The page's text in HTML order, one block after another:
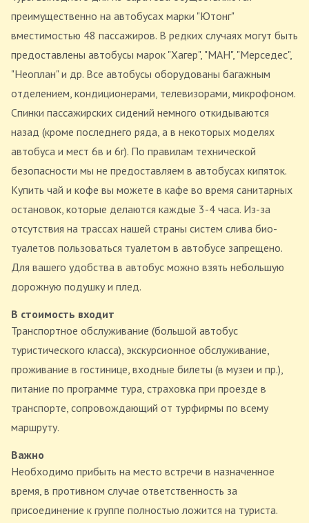
преимущественно на автобусах марки "Ютонг"
вместимостью 48 пассажиров. В редких случаях могут быть
предоставлены автобусы марок "Хагер", "МАН", "Мерседес",
"Неоплан" и др. Все автобусы оборудованы багажным
отделением, кондиционерами, телевизорами, микрофоном.
Спинки пассажирских сидений немного откидываются
назад (кроме последнего ряда, а в некоторых моделях
автобуса и мест 6в и 6г). По правилам технической
безопасности мы не предоставляем в автобусах кипяток.
Купить чай и кофе вы можете в кафе во время санитарных
остановок, которые делаются каждые 3-4 часа. Из-за
отсутствия на трассах нашей страны систем слива био-
туалетов пользоваться туалетом в автобусе запрещено.
Для вашего удобства в автобус можно взять небольшую
дорожную подушку и плед.
В стоимость входит
Транспортное обслуживание (большой автобус
туристического класса), экскурсионное обслуживание,
проживание в гостинице, входные билеты (в музеи и пр.),
питание по программе тура, страховка при проезде в
транспорте, сопровождающий от турфирмы по всему
маршруту.
Важно
Необходимо прибыть на место встречи в назначенное
время, в противном случае ответственность за
присоединение к группе полностью ложится на туриста.